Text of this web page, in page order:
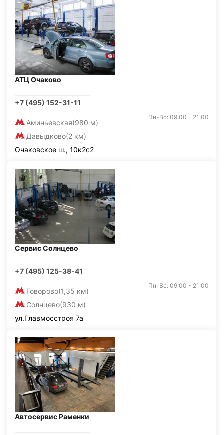
АТЦ Очаково
+7 (495) 152-31-11
Аминьевская(980 м)
Давыдково(2 км)
Пн-Вс: 09:00 - 21:00
Очаковское ш., 10к2с2
Сервис Солнцево
+7 (495) 125-38-41
Говорово(1,35 км)
Солнцево(930 м)
Пн-Вс: 09:00 - 21:00
ул.Главмосстроя 7а
Автосервис Раменки